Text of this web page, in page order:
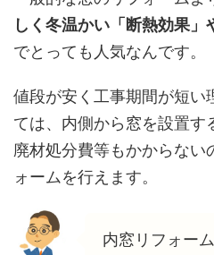
しく冬温かい「断熱効果」
でとっても人気なんです。
値段が安く工事期間が短い
ては、内側から窓を設置す
廃材処分費等もかからない
ォームを行えます。
内窓リフォー